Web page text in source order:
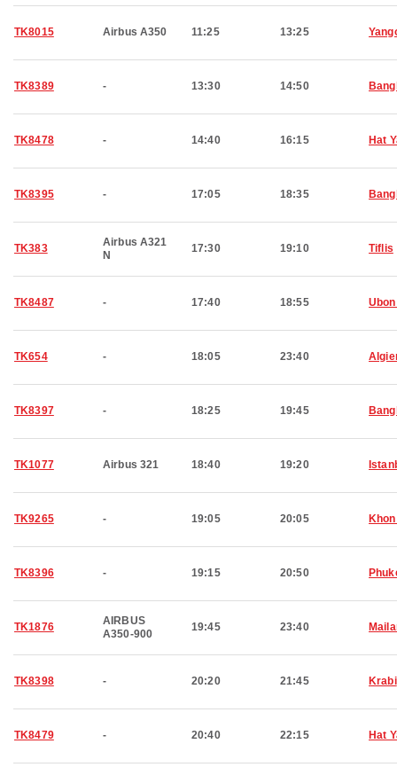
TK8015 Airbus A350 11:25 13:25
TK8389 - 13:30 14:50
TK8478 - 14:40 16:15 Hat
TK8395 - 17:05 18:35
TK383
Airbus A321
N
17:30 19:10 Tiflis
TK8487 - 17:40 18:55
TK654 - 18:05 23:40
TK8397 - 18:25 19:45
TK1077 Airbus 321 18:40 19:20
TK9265 - 19:05 20:05
TK8396 - 19:15 20:50
TK1876
AIRBUS
A350-900
19:45 23:40
TK8398 - 20:20 21:45 Krabi
TK8479 - 20:40 22:15 Hat